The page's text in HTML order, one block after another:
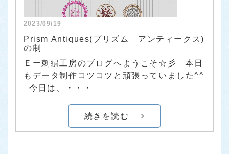
2023/09/19
Prism Antiques(プリズム アンティークス)
の制
Ｅー刺繍工房のブログへようこそ☆彡 本日
もデータ制作コツコツと頑張っていました^^
今日は、・・・
続きを読む